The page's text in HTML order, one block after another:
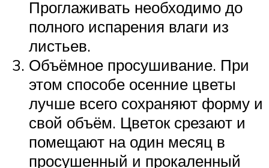
Проглаживать необходимо до
полного испарения влаги из
листьев.
Объёмное просушивание. При
этом способе осенние цветы
лучше всего сохраняют форму и
свой объём. Цветок срезают и
помещают на один месяц в
просушенный и прокаленный